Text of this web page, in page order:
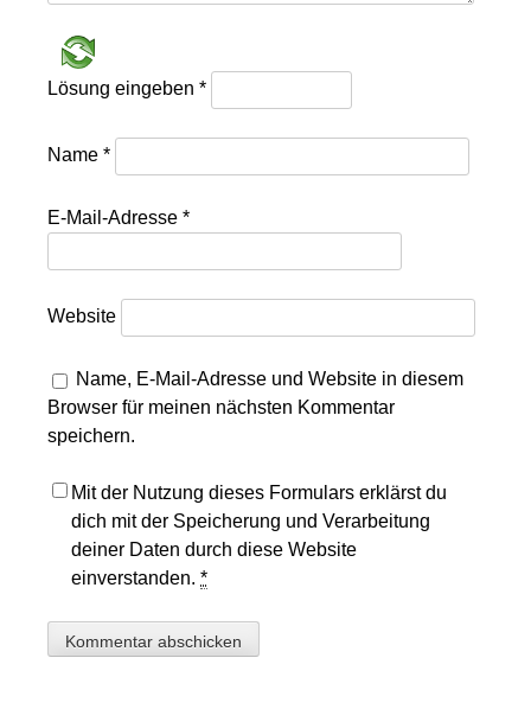
Lösung eingeben*
Name*
E-Mail-Adresse*
Website
Name, E-Mail-Adresse und Website in diesem
Browser für meinen nächsten Kommentar
speichern.
Mit der Nutzung dieses Formulars erklärst du
dich mit der Speicherung und Verarbeitung
deiner Daten durch diese Website
einverstanden.*